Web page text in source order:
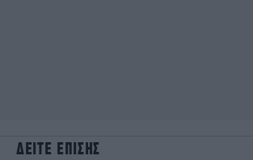
ΔΕΙΤΕ ΕΠΙΣΗΣ